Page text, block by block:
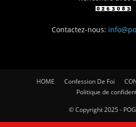
Contactez-nous:
HOME Confession De Foi
Politique de
© Copyright 2025 -